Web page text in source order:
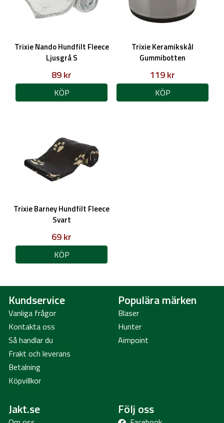
Trixie Nando Hundfilt Fleece
Ljusgrå S
89 kr
KÖP
Trixie Keramikskål
Gummibotten
119 kr
KÖP
Trixie Barney Hundfilt Fleece
Svart
69 kr
KÖP
Kundservice
Vanliga frågor
Kontakta oss
Så handlar du
Frakt och leverans
Betalning
Köpvillkor
Populära märken
Blaser
Hunter
Aimpoint
Jakt.se Följ oss